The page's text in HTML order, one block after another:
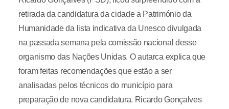
retirada da candidatura da cidade a Património da
Humanidade da lista indicativa da Unesco divulgada
na passada semana pela comissão nacional desse
organismo das Nações Unidas. O autarca explica que
foram feitas recomendações que estão a ser
analisadas pelos técnicos do município para
preparação de nova candidatura. Ricardo Gonçalves